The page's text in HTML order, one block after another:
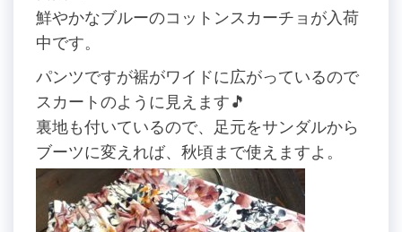
鮮やかなブルーのコットンスカーチョが入荷
中です。
パンツですが裾がワイドに広がっているので
スカートのように見えます🎵
裏地も付いているので、足元をサンダルから
ブーツに変えれば、秋頃まで使えますよ。